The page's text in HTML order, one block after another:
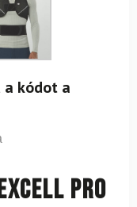
a kódot a
Pro